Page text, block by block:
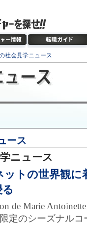
社会見学ニュース
ース
ニュース
トの世界観
de Marie
定のシーズナルコ